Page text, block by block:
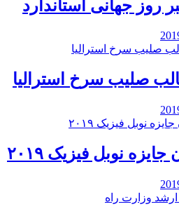
صلیب سرخ استرالیا
جایزه نوبل فیزیک ۲۰۱۹